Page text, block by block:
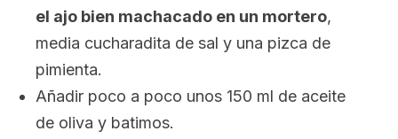
el ajo bien machacado en un mortero,
media cucharadita de sal y una pizca de
pimienta.
Añadir poco a poco unos 150 ml de aceite
de oliva y batimos.